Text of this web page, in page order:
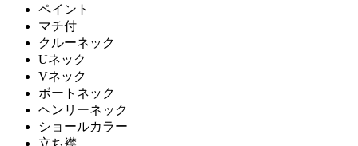
ペイント
マチ付
クルーネック
Uネック
Vネック
ボートネック
ヘンリーネック
ショールカラー
立ち襟